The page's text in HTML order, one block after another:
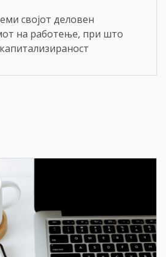
својот деловен
на работење, при што